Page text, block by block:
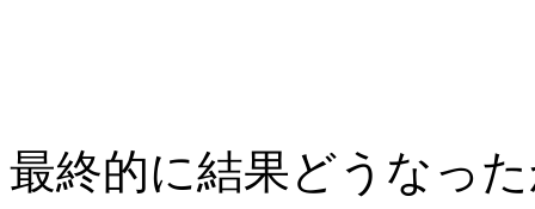
最終的に結果どうなっ